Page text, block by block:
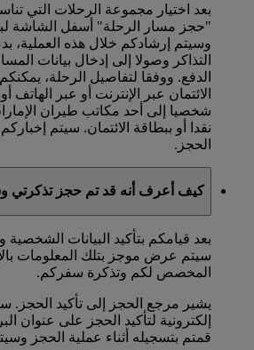
بعد اختيار مجموعة الرحلات التي
"حجز مسار الرحلة" أسفل الشاشة
وسيتم إرشادكم خلال هذه العملية،
التذاكر وصولا إلى إدخال بيانات
الدفع. ووفقا لتفاصيل الرحلة،
الائتمان عبر الإنترنت أو عبر الهاتف
شخصيا إلى أحد مكاتب طيران
نقدا أو ببطاقة الائتمان. سيتم إخباركم
الحجز.
كيف أعرف أنه قد تم حجز تذكرتي
بعد قيامكم بتأكيد البيانات الشخصية
سيتم عرض موجز بتلك المعلومات
المخصص لكم وتذكرة سفركم.
يشير مرجع الحجز إلى تأكيد الحجز.
إلكترونية لتأكيد الحجز على عنوان
قمتم بتسجيله أثناء عملية الحجز